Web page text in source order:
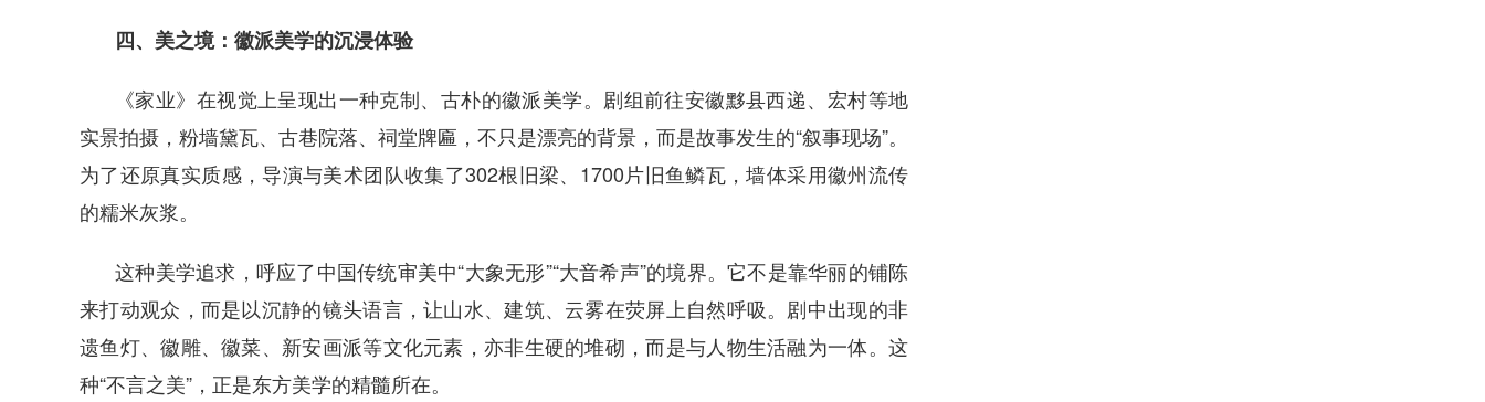
四、美之境：徽派美学的沉浸体验
《家业》在视觉上呈现出一种克制、古朴的徽派美学。剧组前往安徽黟县西递、宏村等地
实景拍摄，粉墙黛瓦、古巷院落、祠堂牌匾，不只是漂亮的背景，而是故事发生的“叙事现场”。
为了还原真实质感，导演与美术团队收集了302根旧梁、1700片旧鱼鳞瓦，墙体采用徽州流传
的糯米灰浆。
这种美学追求，呼应了中国传统审美中“大象无形”“大音希声”的境界。它不是靠华丽的铺陈
来打动观众，而是以沉静的镜头语言，让山水、建筑、云雾在荧屏上自然呼吸。剧中出现的非
遗鱼灯、徽雕、徽菜、新安画派等文化元素，亦非生硬的堆砌，而是与人物生活融为一体。这
种“不言之美”，正是东方美学的精髓所在。